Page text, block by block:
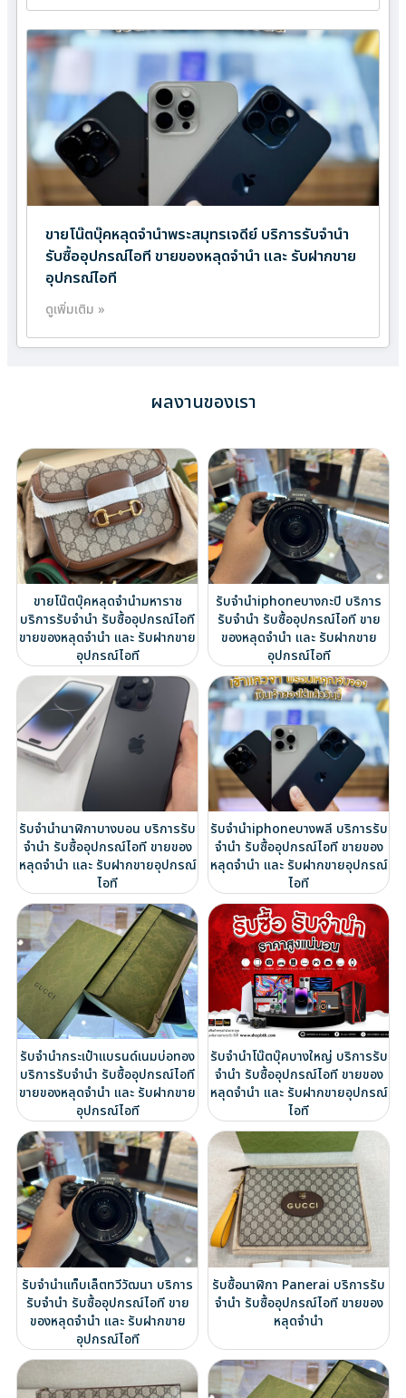
ขายโน๊ตบุ๊คหลุดจำนำพระสมุทรเจดีย์ บริการรับจำนำ
รับซื้ออุปกรณ์ไอที ขายของหลุดจำนำ และ รับฝากขาย
อุปกรณ์ไอที
ดูเพิ่มเติม »
ผลงานของเรา
ขายโน๊ตบุ๊คหลุดจำนำมหาราช
บริการรับจำนำ รับซื้ออุปกรณ์ไอที
ขายของหลุดจำนำ และ รับฝากขาย
อุปกรณ์ไอที
รับจำนำiphoneบางกะปิ บริการ
รับจำนำ รับซื้ออุปกรณ์ไอที ขาย
ของหลุดจำนำ และ รับฝากขาย
อุปกรณ์ไอที
รับจำนำนาฬิกาบางบอน บริการรับ
จำนำ รับซื้ออุปกรณ์ไอที ขายของ
หลุดจำนำ และ รับฝากขายอุปกรณ์
ไอที
รับจำนำiphoneบางพลี บริการรับ
จำนำ รับซื้ออุปกรณ์ไอที ขายของ
หลุดจำนำ และ รับฝากขายอุปกรณ์
ไอที
รับจำนำกระเป๋าแบรนด์เนมบ่อทอง
บริการรับจำนำ รับซื้ออุปกรณ์ไอที
ขายของหลุดจำนำ และ รับฝากขาย
อุปกรณ์ไอที
รับจำนำโน๊ตบุ๊คบางใหญ่ บริการรับ
จำนำ รับซื้ออุปกรณ์ไอที ขายของ
หลุดจำนำ และ รับฝากขายอุปกรณ์
ไอที
รับจำนำแท็บเล็ตทวีวัฒนา บริการ
รับจำนำ รับซื้ออุปกรณ์ไอที ขาย
ของหลุดจำนำ และ รับฝากขาย
อุปกรณ์ไอที
รับซื้อนาฬิกา Panerai บริการรับ
จำนำ รับซื้ออุปกรณ์ไอที ขายของ
หลุดจำนำ